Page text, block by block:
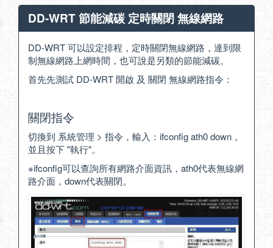
DD-WRT 節能減碳 定時關閉 無線網路
DD-WRT 可以設定排程，定時關閉無線網路，達到限
制無線網路上網時間，也可說是另類的節能減碳。
首先先測試 DD-WRT 開啟 及 關閉 無線網路指令：
關閉指令
切換到 系統管理 > 指令，輸入：ifconfig ath0 down，
並且按下 "執行"。
※ifconfig可以查詢所有網路介面資訊，ath0代表無線網
路介面，down代表關閉。